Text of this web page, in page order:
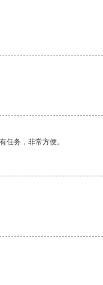
任务，非常方便。